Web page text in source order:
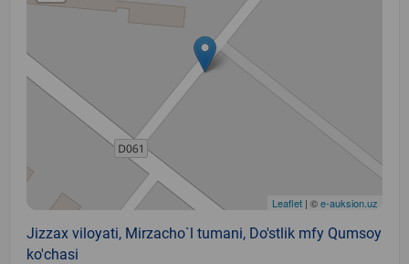
Leaflet | ©e-auksion.uz
Jizzax viloyati, Mirzacho`l tumani, Do'stlik mfy Qumsoy
ko'chasi